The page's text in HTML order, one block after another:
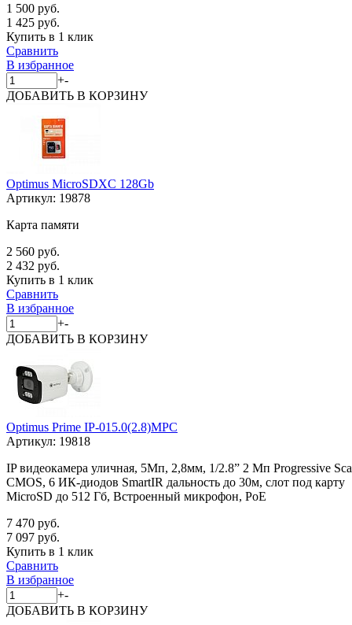
1 500 руб.
1 425 руб.
Купить в 1 клик
Сравнить
В избранное
+-
ДОБАВИТЬ В КОРЗИНУ
Optimus MicroSDXC 128Gb
Артикул: 19878
Карта памяти
2 560 руб.
2 432 руб.
Купить в 1 клик
Сравнить
В избранное
+-
ДОБАВИТЬ В КОРЗИНУ
Optimus Prime IP-015.0(2.8)MPC
Артикул: 19818
IP видеокамера уличная, 5Мп, 2,8мм, 1/2.8” 2 Мп Progressive
CMOS, 6 ИК-диодов SmartIR дальность до 30м, слот под карту
MicroSD до 512 Гб, Встроенный микрофон, PoE
7 470 руб.
7 097 руб.
Купить в 1 клик
Сравнить
В избранное
+-
ДОБАВИТЬ В КОРЗИНУ